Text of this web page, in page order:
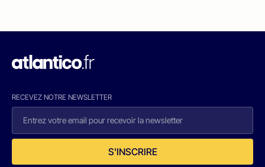
RECEVEZ NOTRE NEWSLETTER
S'INSCRIRE